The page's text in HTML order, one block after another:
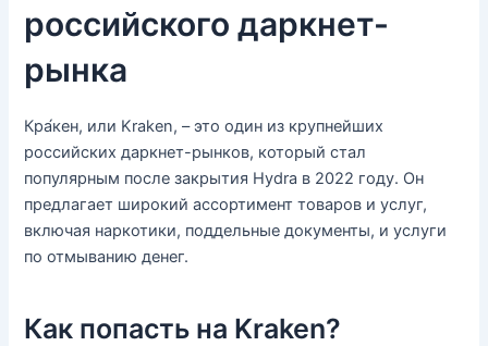
российского даркнет-
рынка
Кра́кен, или Kraken, – это один из крупнейших
российских даркнет-рынков, который стал
популярным после закрытия Hydra в 2022 году. Он
предлагает широкий ассортимент товаров и услуг,
включая наркотики, поддельные документы, и услуги
по отмыванию денег.
Как попасть на Kraken?